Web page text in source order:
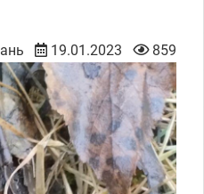
19.01.2023 859